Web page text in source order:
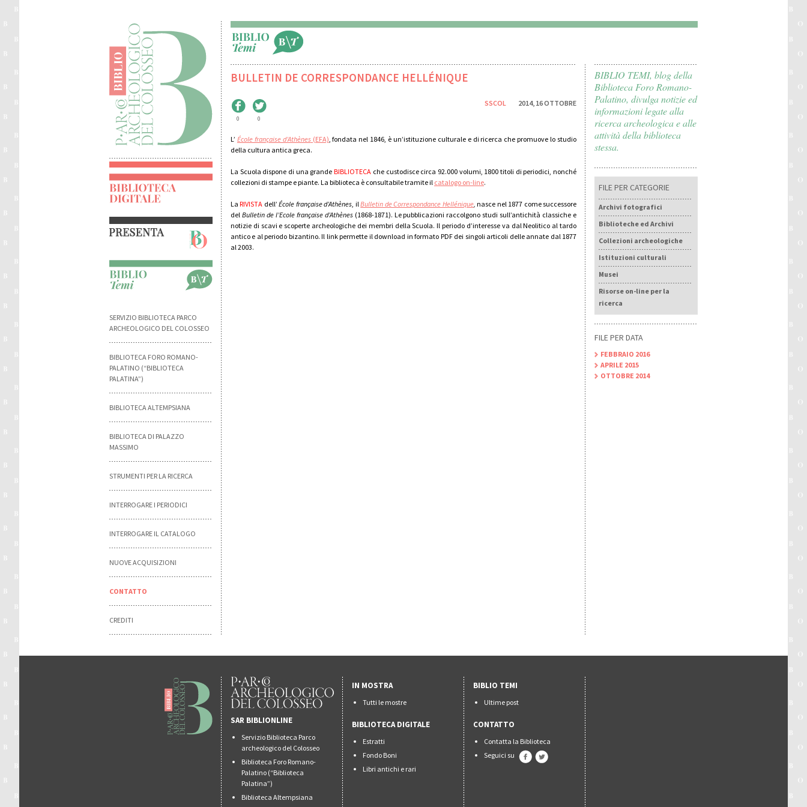
SERVIZIO BIBLIOTECA PARCO
ARCHEOLOGICO DEL COLOSSEO
BIBLIOTECA FORO ROMANO-
PALATINO (“BIBLIOTECA
PALATINA”)
BIBLIOTECA ALTEMPSIANA
BIBLIOTECA DI PALAZZO
MASSIMO
STRUMENTI PER LA RICERCA
INTERROGARE I PERIODICI
INTERROGARE IL CATALOGO
NUOVE ACQUISIZIONI
CONTATTO
CREDITI
BULLETIN DE CORRESPONDANCE HELLÉNIQUE
2014, 16 OTTOBRE
SSCOL
0 0
L’ École française d’Athènes(EFA), fondata nel 1846, è un’istituzione culturale e di ricerca che promuove lo studio
della cultura antica greca.
La Scuola dispone di una grandeBIBLIOTECA che custodisce circa 92.000 volumi, 1800 titoli di periodici, nonché
collezioni di stampe e piante. La biblioteca è consultabile tramite il catalogo on-line.
LaRIVISTA dell’École française d’Athènes, ilBulletin de Correspondance Hellénique, nasce nel 1877 come successore
del Bulletin de l’Ecole française d’Athènes(1868-1871). Le pubblicazioni raccolgono studi sull’antichità classiche e
notizie di scavi e scoperte archeologiche dei membri della Scuola. Il periodo d’interesse va dal Neolitico al tardo
antico e al periodo bizantino. Il link permette il download in formato PDF dei singoli articoli delle annate dal 1877
al 2003.
BIBLIO TEMI, blog della
Biblioteca Foro Romano-
Palatino, divulga notizie ed
informazioni legate alla
ricerca archeologica e alle
attività della biblioteca
stessa.
FILE PER CATEGORIE
Archivi fotografici
Biblioteche ed Archivi
Collezioni archeologiche
Istituzioni culturali
Musei
Risorse on-line per la
ricerca
FILE PER DATA
FEBBRAIO 2016
APRILE 2015
OTTOBRE 2014
SAR BIBLIONLINE
Servizio Biblioteca Parco
archeologico del Colosseo
Biblioteca Foro Romano-
Palatino (“Biblioteca
Palatina”)
Biblioteca Altempsiana
IN MOSTRA
Tutti le mostre
BIBLIOTECA DIGITALE
Estratti
Fondo Boni
Libri antichi e rari
BIBLIO TEMI
Ultime post
CONTATTO
Contatta la Biblioteca
Seguici su